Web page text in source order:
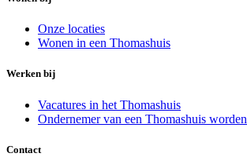
Onze locaties
Wonen in een Thomashuis
Werken bij
Vacatures in het Thomashuis
Ondernemer van een Thomashuis worden
Contact